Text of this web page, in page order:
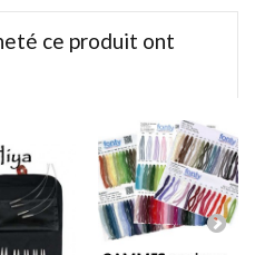
ce produit ont